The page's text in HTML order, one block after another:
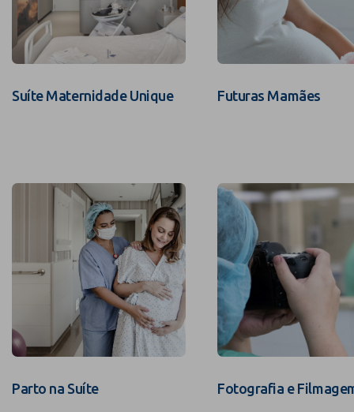
Suíte Maternidade Unique Futuras Mamães
Parto na Suíte Fotografia e